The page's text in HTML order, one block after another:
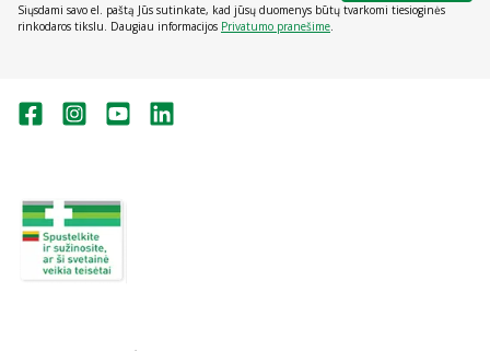
Siųsdami savo el. paštą Jūs sutinkate, kad jūsų duomenys būtų tvarkomi tiesioginės
rinkodaros tikslu. Daugiau informacijos Privatumo pranešime.